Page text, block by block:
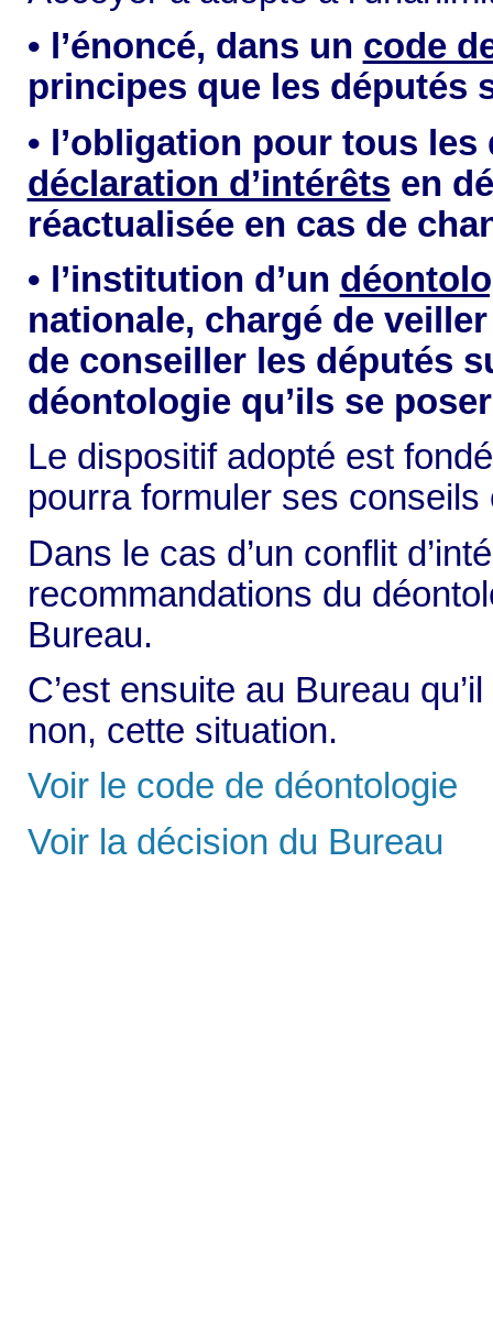
• l’énoncé, dans un code
principes que les députés
• l’obligation pour tous
déclaration d’intérêts en
réactualisée en cas de
• l’institution d’un
nationale, chargé de
de conseiller les députés
déontologie qu’ils se
Le dispositif adopté est
pourra formuler ses
Dans le cas d’un conflit
recommandations du
Bureau.
C’est ensuite au Bureau
non, cette situation.
Voir le code de déontologie
Voir la décision du Bureau